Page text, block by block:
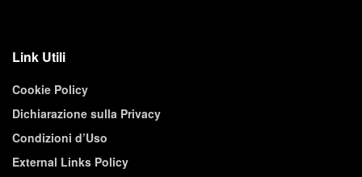
Link Utili
Cookie Policy
Dichiarazione sulla Privacy
Condizioni d’Uso
External Links Policy